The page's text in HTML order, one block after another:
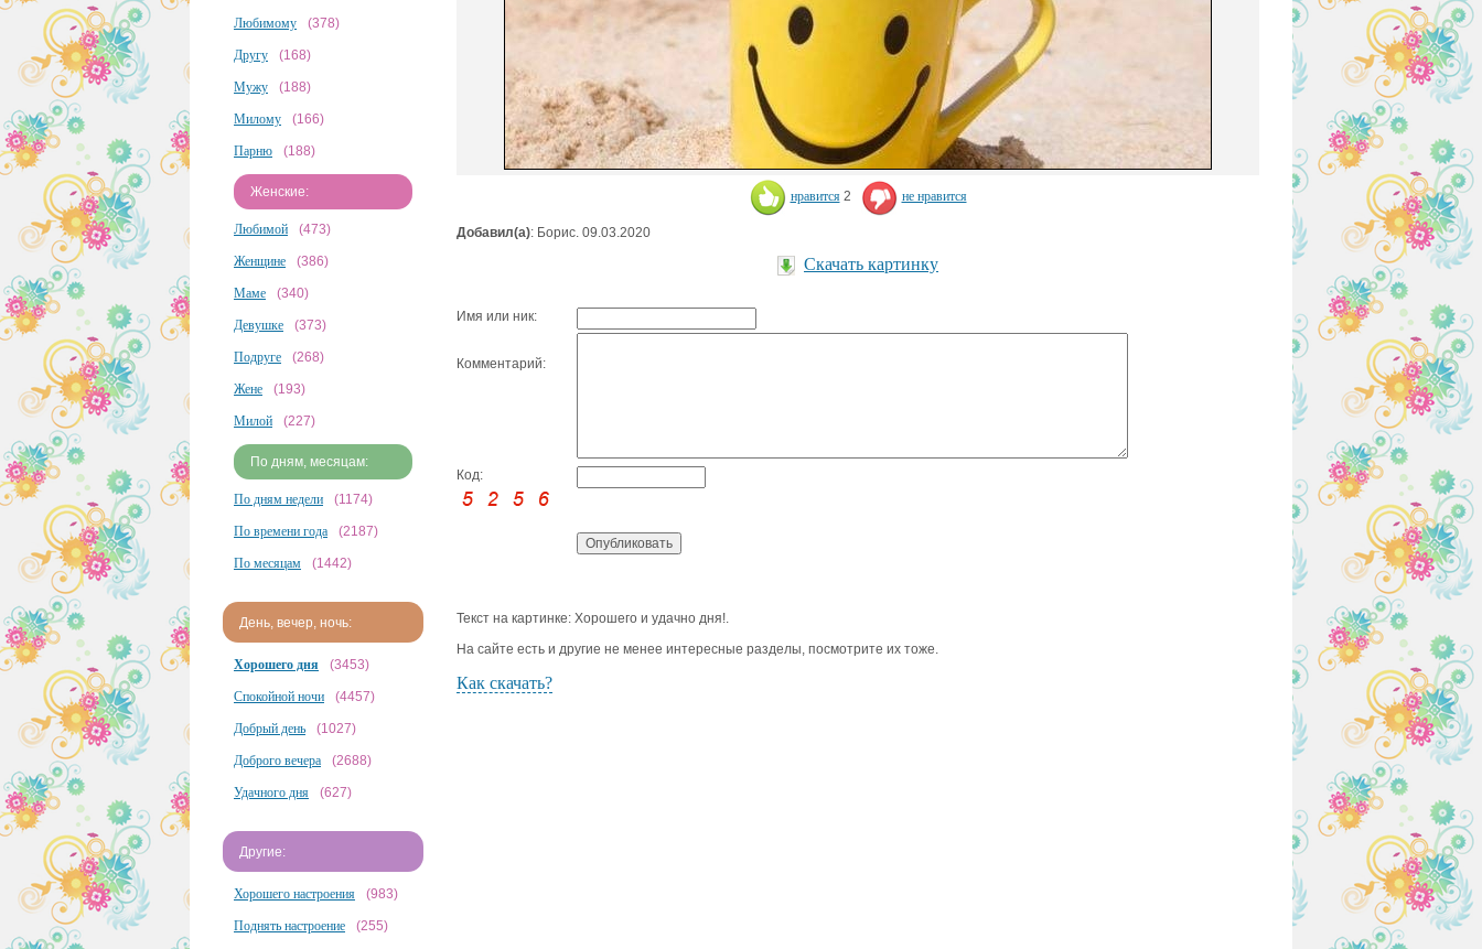
Любимому (378)
Другу (168)
Мужу (188)
Милому (166)
Парню (188)
Женские:
Любимой (473)
Женщине (386)
Маме (340)
Девушке (373)
Подруге (268)
Жене (193)
Милой (227)
По дням, месяцам:
По дням недели (1174)
По времени года (2187)
По месяцам (1442)
День, вечер, ночь:
Хорошего дня (3453)
Спокойной ночи (4457)
Добрый день (1027)
Доброго вечера (2688)
Удачного дня (627)
Другие:
Хорошего настроения (983)
Поднять настроение (255)
нравится 2 не нравится
Добавил(а): Борис. 09.03.2020
Скачать картинку
Имя или ник:
Комментарий:
Код:
Текст на картинке: Хорошего и удачно дня!.
На сайте есть и другие не менее интересные разделы, посмотрите их тоже.
Как скачать?